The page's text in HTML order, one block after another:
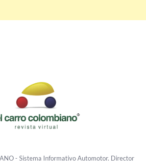
- Sistema Informativo Automotor. Director